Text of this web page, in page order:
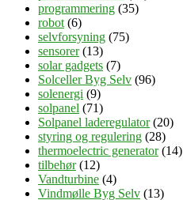
programmering (35)
robot(6)
selvforsyning (75)
sensorer(13)
solar gadgets (7)
Solceller Byg Selv (96)
solenergi (9)
solpanel (71)
Solpanel laderegulator(20)
styring og regulering (28)
thermoelectric generator(14)
tilbehør(12)
Vandturbine (4)
Vindmølle Byg Selv (13)